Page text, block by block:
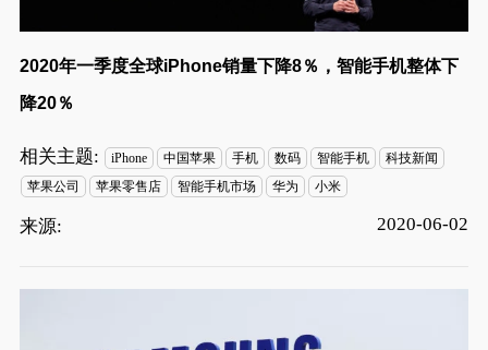
2020年一季度全球iPhone销量下降8％，智能手机整体下
降20％
相关主题: iPhone 中国苹果 手机 数码 智能手机
科技新闻
苹果公司
苹果零售店 智能手机市场 华为 小米
来源: 2020-06-02